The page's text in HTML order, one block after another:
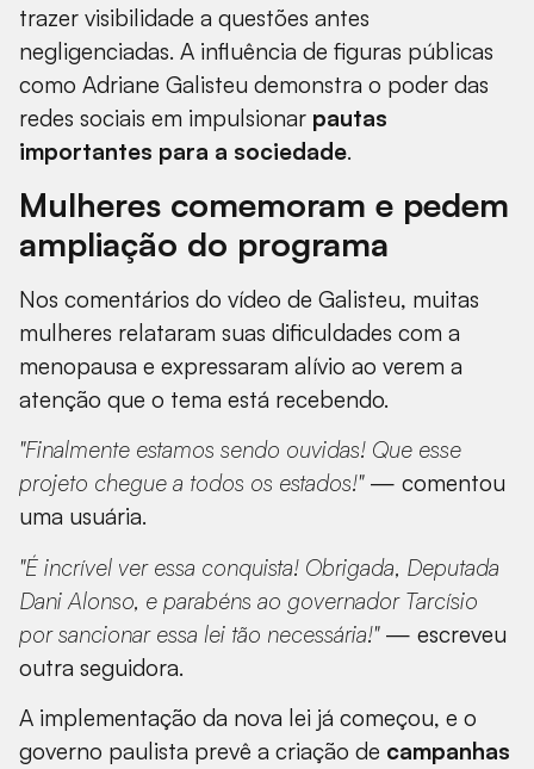
trazer visibilidade a questões antes
negligenciadas. A influência de figuras públicas
como Adriane Galisteu demonstra o poder das
redes sociais em impulsionar pautas
importantes para a sociedade.
Mulheres comemoram e pedem
ampliação do programa
Nos comentários do vídeo de Galisteu, muitas
mulheres relataram suas dificuldades com a
menopausa e expressaram alívio ao verem a
atenção que o tema está recebendo.
"Finalmente estamos sendo ouvidas! Que esse
projeto chegue a todos os estados!"— comentou
uma usuária.
"É incrível ver essa conquista! Obrigada, Deputada
Dani Alonso, e parabéns ao governador Tarcísio
por sancionar essa lei tão necessária!"— escreveu
outra seguidora.
A implementação da nova lei já começou, e o
governo paulista prevê a criação de campanhas